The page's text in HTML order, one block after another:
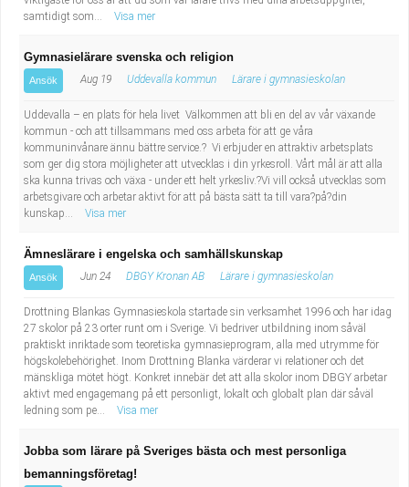
samtidigt som...
Visa mer
Gymnasielärare svenska och religion
Ansök Aug 19 Uddevalla kommun Lärare i gymnasieskolan
Uddevalla – en plats för hela livet Välkommen att bli en del av vår växande
kommun - och att tillsammans med oss arbeta för att ge våra
kommuninvånare ännu bättre service.? Vi erbjuder en attraktiv arbetsplats
som ger dig stora möjligheter att utvecklas i din yrkesroll. Vårt mål är att alla
ska kunna trivas och växa - under ett helt yrkesliv.?Vi vill också utvecklas som
arbetsgivare och arbetar aktivt för att på bästa sätt ta till vara?på?din
kunskap...
Visa mer
Ämneslärare i engelska och samhällskunskap
Ansök Jun 24 DBGY Kronan AB Lärare i gymnasieskolan
Drottning Blankas Gymnasieskola startade sin verksamhet 1996 och har idag
27 skolor på 23 orter runt om i Sverige. Vi bedriver utbildning inom såväl
praktiskt inriktade som teoretiska gymnasieprogram, alla med utrymme för
högskolebehörighet. Inom Drottning Blanka värderar vi relationer och det
mänskliga mötet högt. Konkret innebär det att alla skolor inom DBGY arbetar
aktivt med engagemang på ett personligt, lokalt och globalt plan där såväl
ledning som pe...
Visa mer
Jobba som lärare på Sveriges bästa och mest personliga
bemanningsföretag!